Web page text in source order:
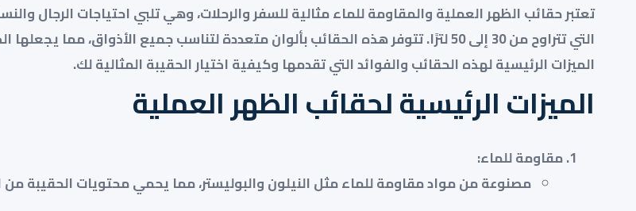
تعتبر حقائب الظهر العملية والمقاومة للماء مثالية للسفر والرحلات، وهي تلبي احتياجات الرجال
التي تتراوح من 30 إلى 50 لترًا. تتوفر هذه الحقائب بألوان متعددة لتناسب جميع
الميزات الرئيسية لهذه الحقائب والفوائد التي تقدمها وكيفية اختيار الحقيبة المثالية لك.
الميزات الرئيسية لحقائب الظهر العملية
مقاومة للماء:
مصنوعة من مواد مقاومة للماء مثل النيلون والبوليستر، مما يحمي محتويات الحقيبة من